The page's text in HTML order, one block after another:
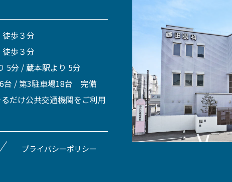
歩３分
歩３分
5分 / 蔵本駅より 5分
台 / 第3駐車場18台 完備
だけ公共交通機関をご利用
プライバシーポリシー